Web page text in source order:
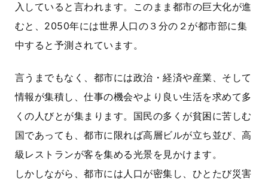
入していると言われます。このまま都市の巨大化が進
むと、2050年には世界人口の３分の２が都市部に集
中すると予測されています。
言うまでもなく、都市には政治・経済や産業、そして
情報が集積し、仕事の機会やより良い生活を求めて多
くの人びとが集まります。国民の多くが貧困に苦しむ
国であっても、都市に限れば高層ビルが立ち並び、高
級レストランが客を集める光景を見かけます。
しかしながら、都市には人口が密集し、ひとたび災害